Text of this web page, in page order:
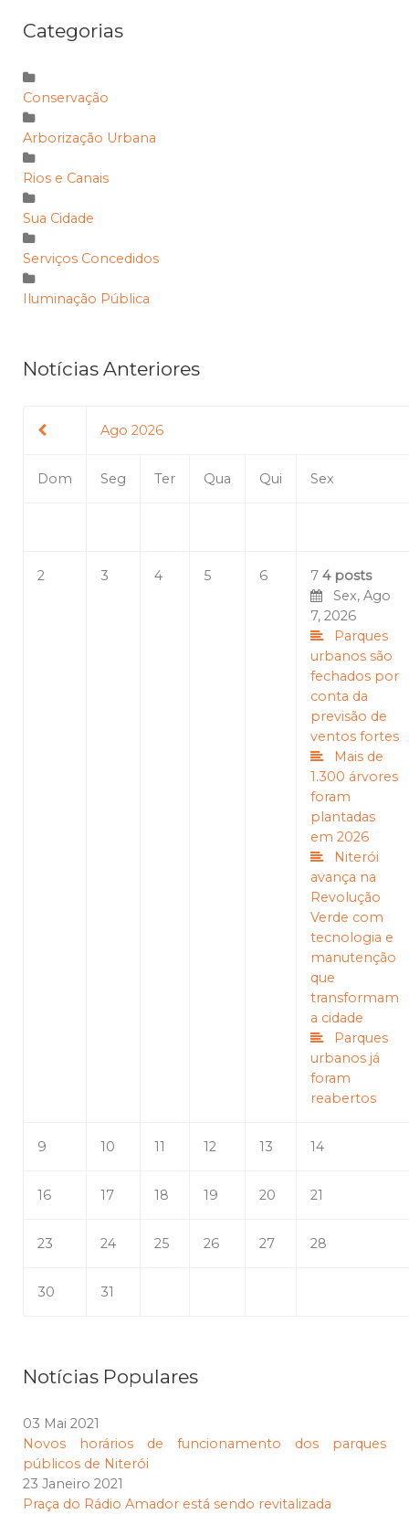
Categorias
Conservação
Arborização Urbana
Rios e Canais
Sua Cidade
Serviços Concedidos
Iluminação Pública
Notícias Anteriores
Ago 2026
Dom Seg Ter Qua Qui Sex
2 3 4 5 6 7 4 posts
Sex, Ago
7, 2026
Parques
urbanos são
fechados por
conta da
previsão de
ventos fortes
Mais de
1.300 árvores
foram
plantadas
em 2026
Niterói
avança na
Revolução
Verde com
tecnologia e
manutenção
que
transformam
a cidade
Parques
urbanos já
foram
reabertos
9 10 11 12 13 14
16 17 18 19 20 21
23 24 25 26 27 28
30 31
Notícias Populares
03 Mai 2021
Novos horários de funcionamento dos parques
públicos de Niterói
23 Janeiro 2021
Praça do Rádio Amador está sendo revitalizada